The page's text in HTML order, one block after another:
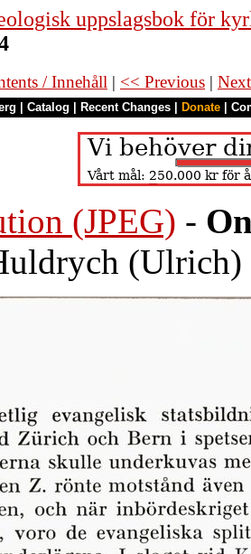
uppslagsbok för
/ Innehåll | << Previous |
Catalog Recent Changes Donate
(JPEG) -
(Ulrich)